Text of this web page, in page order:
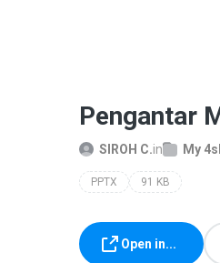
Pengantar
SIROH C.in My
PPTX 91 KB
Open in...